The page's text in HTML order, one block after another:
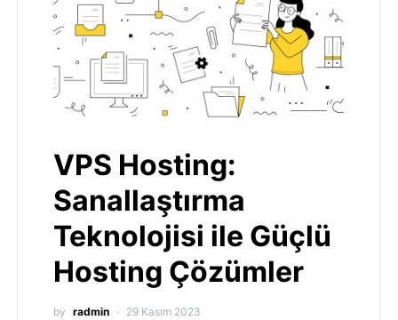
VPS Hosting:
Sanallaştırma
Teknolojisi ile Güçlü
Hosting Çözümler
by radmin 29 Kasım 2023